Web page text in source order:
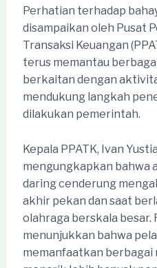
Perhatian terhadap
disampaikan oleh Pusat
Transaksi Keuangan
terus memantau
berkaitan dengan
mendukung langkah
dilakukan pemerintah.
Kepala PPATK, Ivan
mengungkapkan bahwa
daring cenderung
akhir pekan dan saat
olahraga berskala
menunjukkan bahwa
memanfaatkan berbagai